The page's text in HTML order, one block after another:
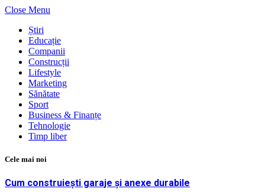
Close Menu
Știri
Educație
Companii
Construcții
Lifestyle
Marketing
Sănătate
Sport
Business & Finanțe
Tehnologie
Timp liber
Cele mai noi
Cum construiești garaje și anexe durabile